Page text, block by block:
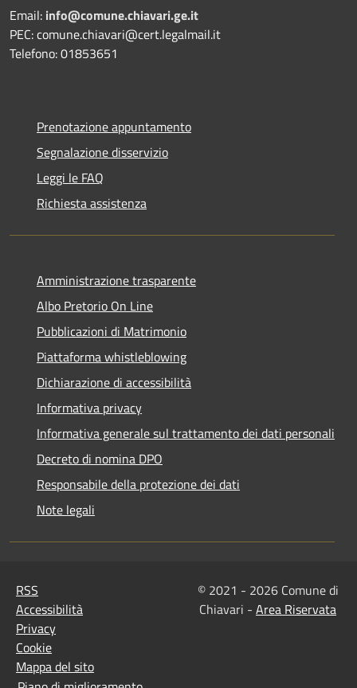
Email: info@comune.chiavari.ge.it
PEC: comune.chiavari@cert.legalmail.it
Telefono: 01853651
Prenotazione appuntamento
Segnalazione disservizio
Leggi le FAQ
Richiesta assistenza
Amministrazione trasparente
Albo Pretorio On Line
Pubblicazioni di Matrimonio
Piattaforma whistleblowing
Dichiarazione di accessibilità
Informativa privacy
Informativa generale sul trattamento dei dati personali
Decreto di nomina DPO
Responsabile della protezione dei dati
Note legali
RSS
Accessibilità
Privacy
Cookie
Mappa del sito
© 2021 - 2026 Comune di
Chiavari - Area Riservata